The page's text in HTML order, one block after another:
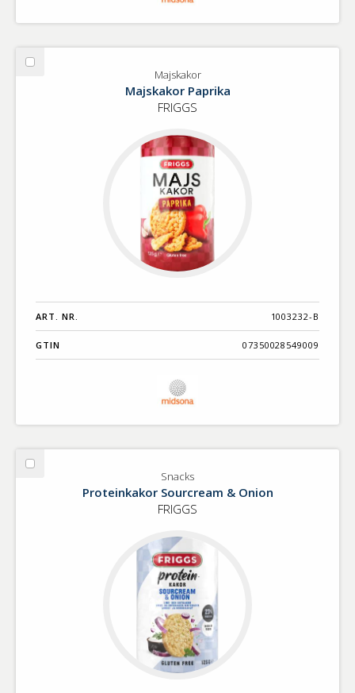
Välj
Majskakor
Majskakor Paprika
FRIGGS
ART. NR. 1003232-B
GTIN 07350028549009
Välj
Snacks
Proteinkakor Sourcream & Onion
FRIGGS